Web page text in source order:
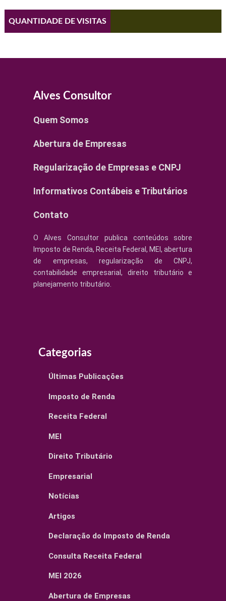
QUANTIDADE DE VISITAS
Alves Consultor
Quem Somos
Abertura de Empresas
Regularização de Empresas e CNPJ
Informativos Contábeis e Tributários
Contato
O Alves Consultor publica conteúdos sobre
Imposto de Renda, Receita Federal, MEI, abertura
de empresas, regularização de CNPJ,
contabilidade empresarial, direito tributário e
planejamento tributário.
Categorias
Últimas Publicações
Imposto de Renda
Receita Federal
MEI
Direito Tributário
Empresarial
Notícias
Artigos
Declaração do Imposto de Renda
Consulta Receita Federal
MEI 2026
Abertura de Empresas